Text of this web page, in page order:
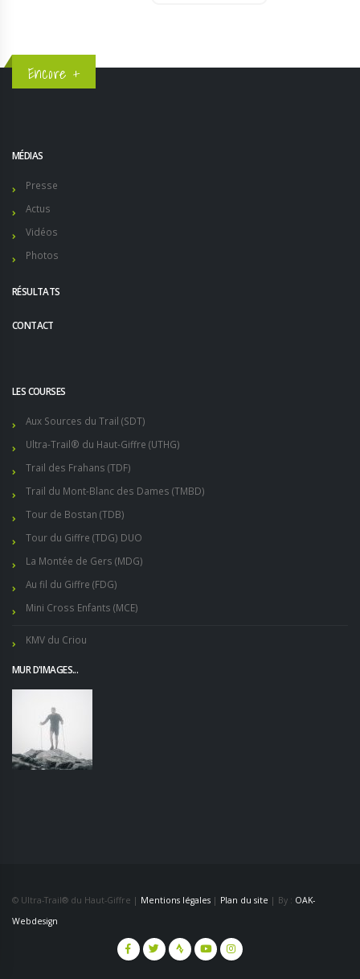
Encore +
MÉDIAS
Presse
Actus
Vidéos
Photos
RÉSULTATS
CONTACT
LES COURSES
Aux Sources du Trail (SDT)
Ultra-Trail® du Haut-Giffre (UTHG)
Trail des Frahans (TDF)
Trail du Mont-Blanc des Dames (TMBD)
Tour de Bostan (TDB)
Tour du Giffre (TDG) DUO
La Montée de Gers (MDG)
Au fil du Giffre (FDG)
Mini Cross Enfants (MCE)
KMV du Criou
MUR D'IMAGES...
© Ultra-Trail® du Haut-Giffre | Mentions légales | Plan du site | By : OAK-
Webdesign